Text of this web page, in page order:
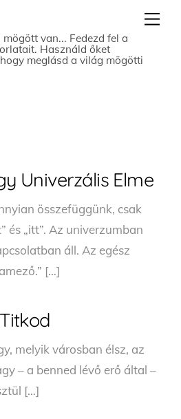
van... Fedezd fel a
Használd őket
meglásd a világ mögötti
Univerzális Elme
összefüggünk, csak
és „itt”. Az univerzumban
áll. Az egész
[…]
melyik városban élsz, az
– a benned lévő erő által –
[…]